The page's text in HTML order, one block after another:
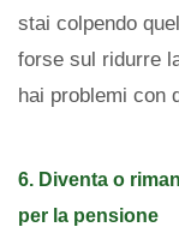
stai colpendo
forse sul ridurre
hai problemi con
6. Diventa o
per la pensione